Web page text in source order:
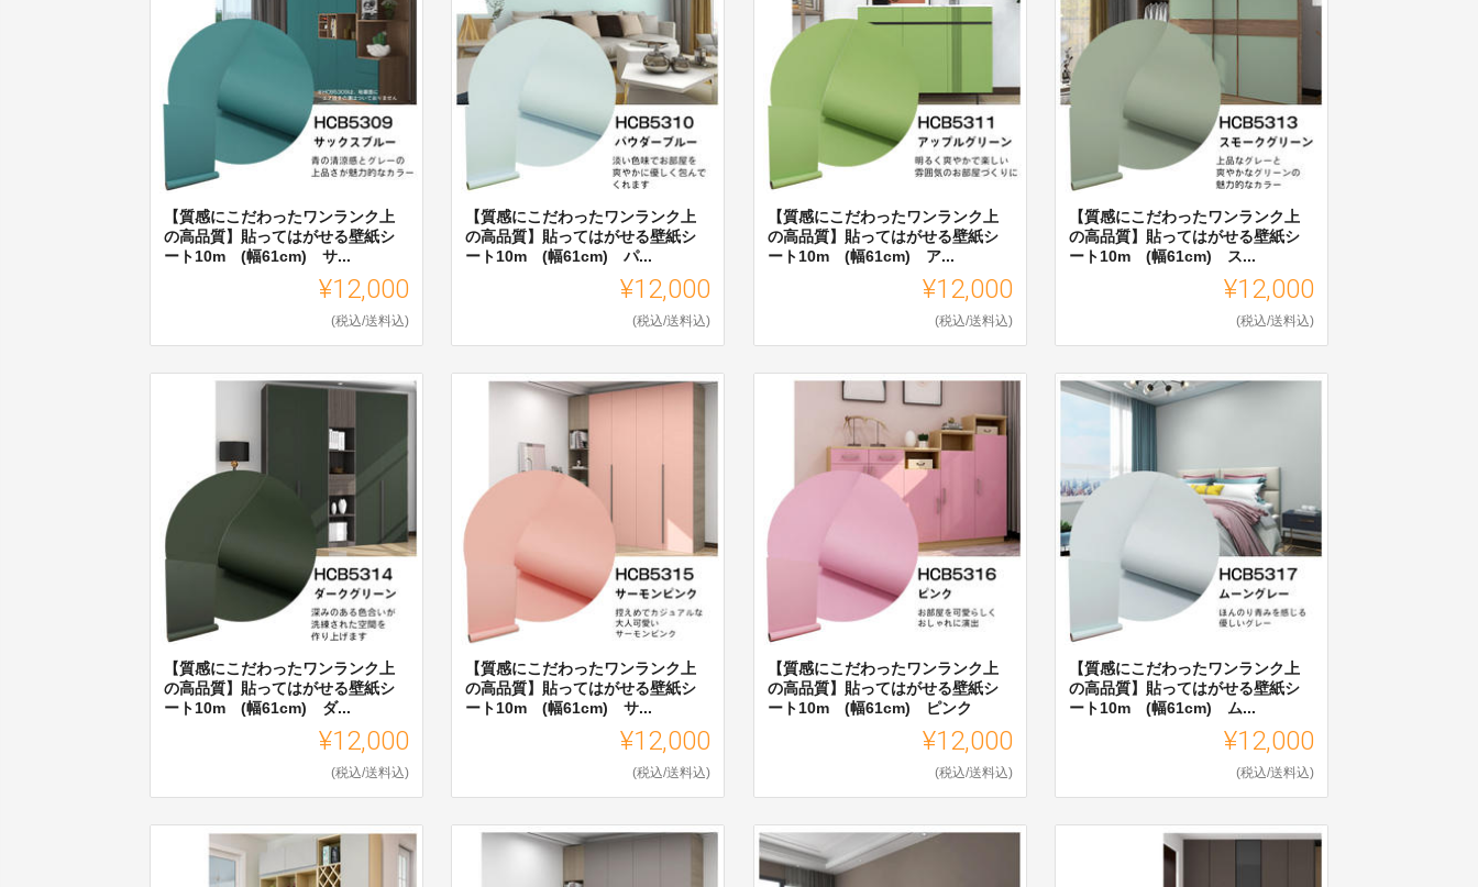
【質感にこだわったワンランク上
の高品質】貼ってはがせる壁紙シ
ート10m (幅61cm) サ...
¥12,000
(税込/送料込)
【質感にこだわったワンランク上
の高品質】貼ってはがせる壁紙シ
ート10m (幅61cm) パ...
¥12,000
(税込/送料込)
【質感にこだわったワンランク上
の高品質】貼ってはがせる壁紙シ
ート10m (幅61cm) ア...
¥12,000
(税込/送料込)
【質感にこだわったワンランク上
の高品質】貼ってはがせる壁紙シ
ート10m (幅61cm) ス...
¥12,000
(税込/送料込)
【質感にこだわったワンランク上
の高品質】貼ってはがせる壁紙シ
ート10m (幅61cm) ダ...
¥12,000
(税込/送料込)
【質感にこだわったワンランク上
の高品質】貼ってはがせる壁紙シ
ート10m (幅61cm) サ...
¥12,000
(税込/送料込)
【質感にこだわったワンランク上
の高品質】貼ってはがせる壁紙シ
ート10m (幅61cm) ピンク
¥12,000
(税込/送料込)
【質感にこだわったワンランク上
の高品質】貼ってはがせる壁紙シ
ート10m (幅61cm) ム...
¥12,000
(税込/送料込)